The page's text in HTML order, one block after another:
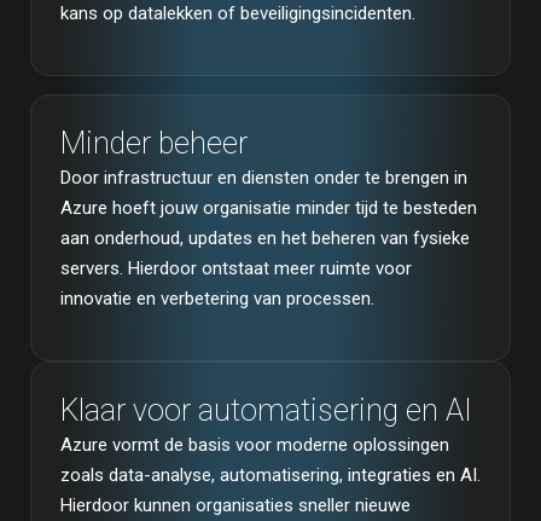
kans op datalekken of beveiligingsincidenten.
Minder beheer
Door infrastructuur en diensten onder te brengen in
Azure hoeft jouw organisatie minder tijd te besteden
aan onderhoud, updates en het beheren van fysieke
servers. Hierdoor ontstaat meer ruimte voor
innovatie en verbetering van processen.
Klaar voor automatisering en AI
Azure vormt de basis voor moderne oplossingen
zoals data-analyse, automatisering, integraties en AI.
Hierdoor kunnen organisaties sneller nieuwe